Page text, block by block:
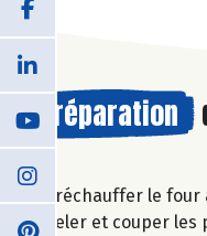
Préparation
Préchauffer le four
Peler et couper